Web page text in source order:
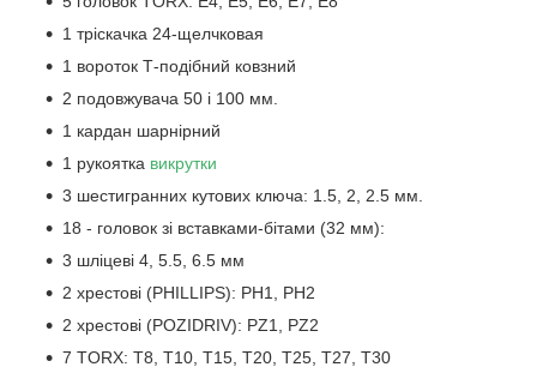
1 тріскачка 24-щелчковая
1 вороток Т-подібний ковзний
2 подовжувача 50 і 100 мм.
1 кардан шарнірний
1 рукоятка викрутки
3 шестигранних кутових ключа: 1.5, 2, 2.5 мм.
18 - головок зі вставками-бітами (32 мм):
3 шліцеві 4, 5.5, 6.5 мм
2 хрестові (PHILLIPS): PH1, PH2
2 хрестові (POZIDRIV): PZ1, PZ2
7 TORX: T8, T10, T15, T20, T25, T27, T30